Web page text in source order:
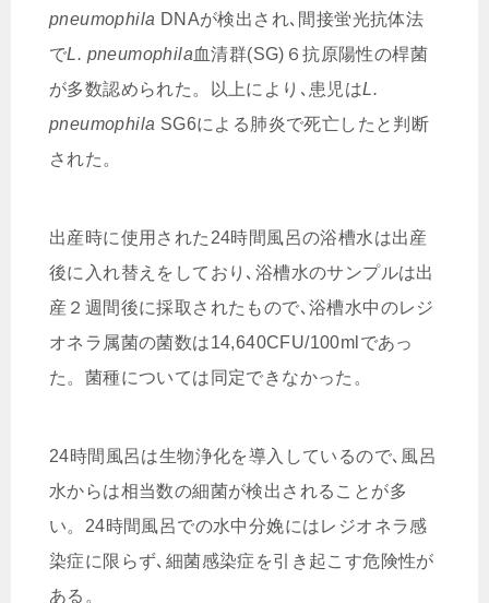
pneumophila DNAが検出され､間接蛍光抗体法
でL. pneumophila血清群(SG)６抗原陽性の桿菌
が多数認められた。以上により､患児はL.
pneumophila SG6による肺炎で死亡したと判断
された。
出産時に使用された24時間風呂の浴槽水は出産
後に入れ替えをしており､浴槽水のサンプルは出
産２週間後に採取されたもので､浴槽水中のレジ
オネラ属菌の菌数は14,640CFU/100mlであっ
た。菌種については同定できなかった。
24時間風呂は生物浄化を導入しているので､風呂
水からは相当数の細菌が検出されることが多
い。24時間風呂での水中分娩にはレジオネラ感
染症に限らず､細菌感染症を引き起こす危険性が
ある。